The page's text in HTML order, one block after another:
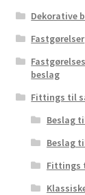
Dekorative
Fastgørelser
beslag
Fittings til
Beslag
Beslag
Fittings